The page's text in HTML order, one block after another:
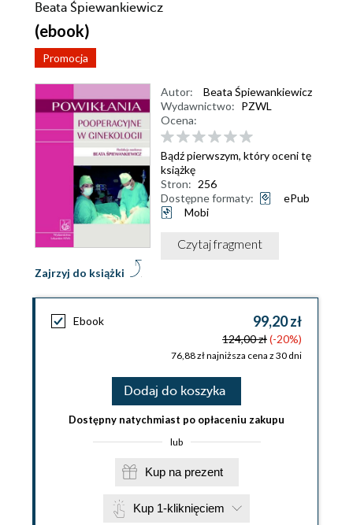
Beata Śpiewankiewicz
(ebook)
Promocja
Zajrzyj do książki
Autor:
Beata Śpiewankiewicz
Wydawnictwo: PZWL
Ocena:
Bądź pierwszym, który oceni tę
książkę
Stron: 256
Dostępne formaty:
ePub
Mobi
Czytaj fragment
Ebook 99,20 zł
124,00 zł(-20%)
76,88 zł najniższa cena z 30 dni
Dodaj do koszyka
Dostępny natychmiast po opłaceniu zakupu
lub
Kup na prezent
Kup 1-kliknięciem